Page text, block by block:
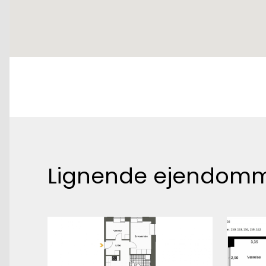
Lignende